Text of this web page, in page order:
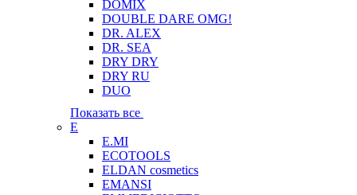
DOMIX
DOUBLE DARE OMG!
DR. ALEX
DR. SEA
DRY DRY
DRY RU
DUO
Показать все
E
E.MI
ECOTOOLS
ELDAN cosmetics
EMANSI